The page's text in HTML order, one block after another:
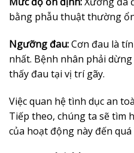
bằng phẫu thuật thường
Ngưỡng đau:Cơn đau là
nhất. Bệnh nhân phải
thấy đau tại vị trí gãy.
Việc quan hệ tình dục an
Tiếp theo, chúng ta sẽ tìm
của hoạt động này đến